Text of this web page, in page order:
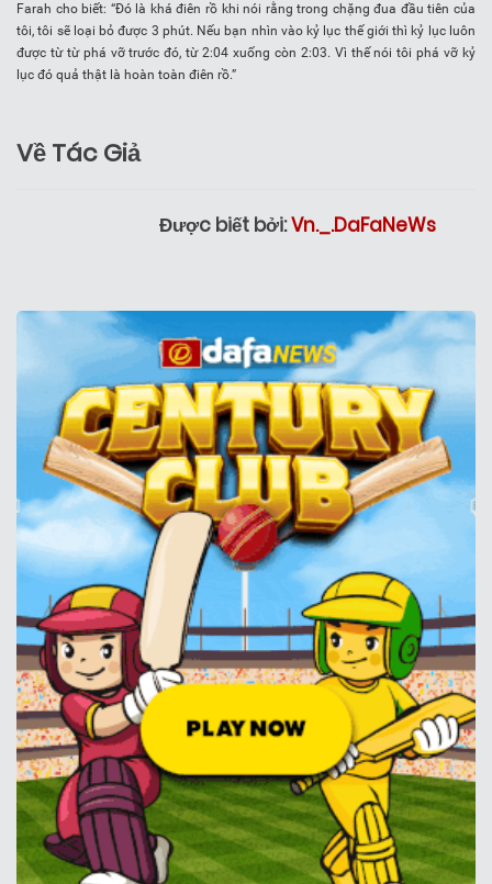
Farah cho biết: “Đó là khá điên rồ khi nói rằng trong chặng đua đầu tiên của
tôi, tôi sẽ loại bỏ được 3 phút. Nếu bạn nhìn vào kỷ lục thế giới thì kỷ lục luôn
được từ từ phá vỡ trước đó, từ 2:04 xuống còn 2:03. Vì thế nói tôi phá vỡ kỷ
lục đó quả thật là hoàn toàn điên rồ.”
Về Tác Giả
Được biết bởi:Vn._.DaFaNeWs